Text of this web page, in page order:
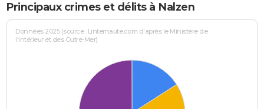
Principaux crimes et délits à Nalzen
Données 2025 (source : Linternaute.com d'après le Ministère de
l'Intérieur et des Outre-Mer)